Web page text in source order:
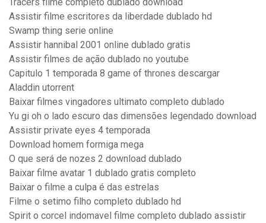
Tracers filme completo dublado download
Assistir filme escritores da liberdade dublado hd
Swamp thing serie online
Assistir hannibal 2001 online dublado gratis
Assistir filmes de ação dublado no youtube
Capitulo 1 temporada 8 game of thrones descargar
Aladdin utorrent
Baixar filmes vingadores ultimato completo dublado
Yu gi oh o lado escuro das dimensões legendado download
Assistir private eyes 4 temporada
Download homem formiga mega
O que será de nozes 2 download dublado
Baixar filme avatar 1 dublado gratis completo
Baixar o filme a culpa é das estrelas
Filme o setimo filho completo dublado hd
Spirit o corcel indomavel filme completo dublado assistir